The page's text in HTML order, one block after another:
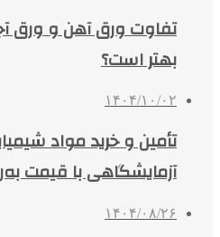
تفاوت ورق آهن و ورق
بهتر است؟
۱۴۰۴/۱۰/۰۲
تأمین و خرید مواد
آزمایشگاهی با قیمت
۱۴۰۴/۰۸/۲۶